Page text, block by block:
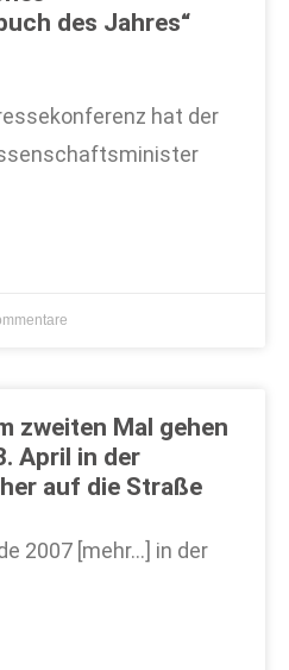
des Jahres“
hat der
zweiten Mal gehen
April in der
auf die Straße
2007 [mehr…] in der